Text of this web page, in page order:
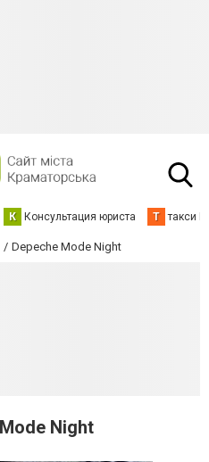
К Консультация юриста Т такси
Depeche Mode Night
Night